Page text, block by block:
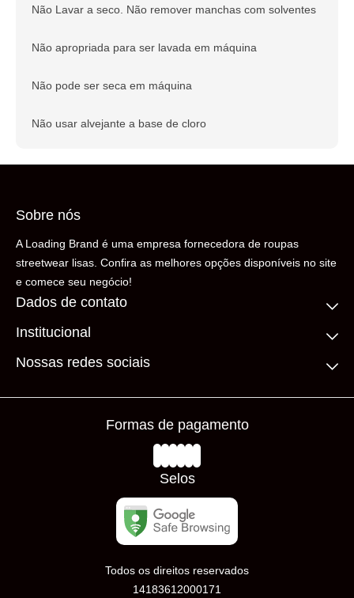
Não Lavar a seco. Não remover manchas com solventes
Não apropriada para ser lavada em máquina
Não pode ser seca em máquina
Não usar alvejante a base de cloro
Sobre nós
A Loading Brand é uma empresa fornecedora de roupas
streetwear lisas. Confira as melhores opções disponíveis no site
e comece seu negócio!
Dados de contato
(11) 99306-5206
Fale conosco
Institucional
Quem somos
Frete Grátis
Prazos de Entrega
Nossas redes sociais
Formas de pagamento
Selos
Todos os direitos reservados
14183612000171